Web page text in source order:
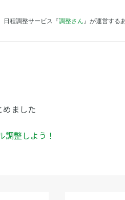
日程調整サービス『調整さん 』が運営する
ました
整しよう！